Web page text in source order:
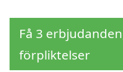
Få 3
förpliktelser